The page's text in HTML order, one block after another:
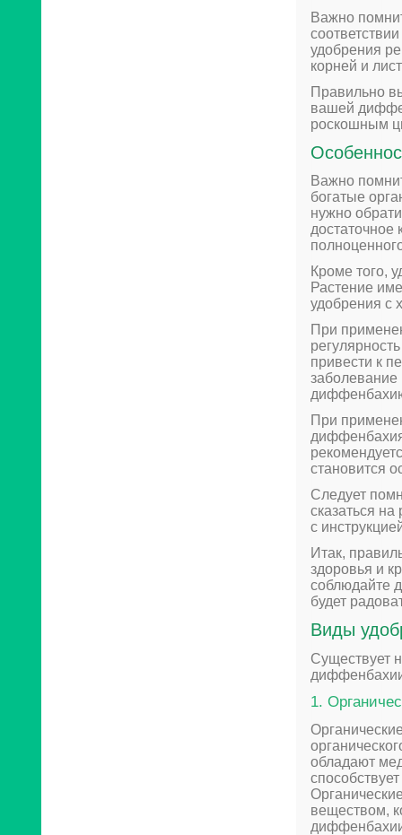
Важно
удобрения
корней и
Правильно
вашей
роскошным
Важно
богатые
нужно
достаточное
Кроме того,
Растение
удобрения с
При
привести к
заболевание
При
диффенбахия
становится
Следует
сказаться
с
Итак,
здоровья и
соблюдайте
будет
Виды
Существует
1.
обладают
веществом,